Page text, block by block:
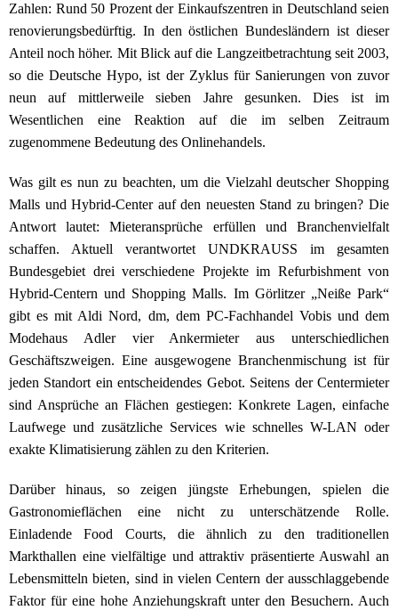
Zahlen: Rund 50 Prozent der Einkaufszentren in Deutschland seien
renovierungsbedürftig. In den östlichen Bundesländern ist dieser
Anteil noch höher. Mit Blick auf die Langzeitbetrachtung seit 2003,
so die Deutsche Hypo, ist der Zyklus für Sanierungen von zuvor
neun auf mittlerweile sieben Jahre gesunken. Dies ist im
Wesentlichen eine Reaktion auf die im selben Zeitraum
zugenommene Bedeutung des Onlinehandels.
Was gilt es nun zu beachten, um die Vielzahl deutscher Shopping
Malls und Hybrid-Center auf den neuesten Stand zu bringen? Die
Antwort lautet: Mieteransprüche erfüllen und Branchenvielfalt
schaffen. Aktuell verantwortet UNDKRAUSS im gesamten
Bundesgebiet drei verschiedene Projekte im Refurbishment von
Hybrid-Centern und Shopping Malls. Im Görlitzer „Neiße Park“
gibt es mit Aldi Nord, dm, dem PC-Fachhandel Vobis und dem
Modehaus Adler vier Ankermieter aus unterschiedlichen
Geschäftszweigen. Eine ausgewogene Branchenmischung ist für
jeden Standort ein entscheidendes Gebot. Seitens der Centermieter
sind Ansprüche an Flächen gestiegen: Konkrete Lagen, einfache
Laufwege und zusätzliche Services wie schnelles W-LAN oder
exakte Klimatisierung zählen zu den Kriterien.
Darüber hinaus, so zeigen jüngste Erhebungen, spielen die
Gastronomieflächen eine nicht zu unterschätzende Rolle.
Einladende Food Courts, die ähnlich zu den traditionellen
Markthallen eine vielfältige und attraktiv präsentierte Auswahl an
Lebensmitteln bieten, sind in vielen Centern der ausschlaggebende
Faktor für eine hohe Anziehungskraft unter den Besuchern. Auch